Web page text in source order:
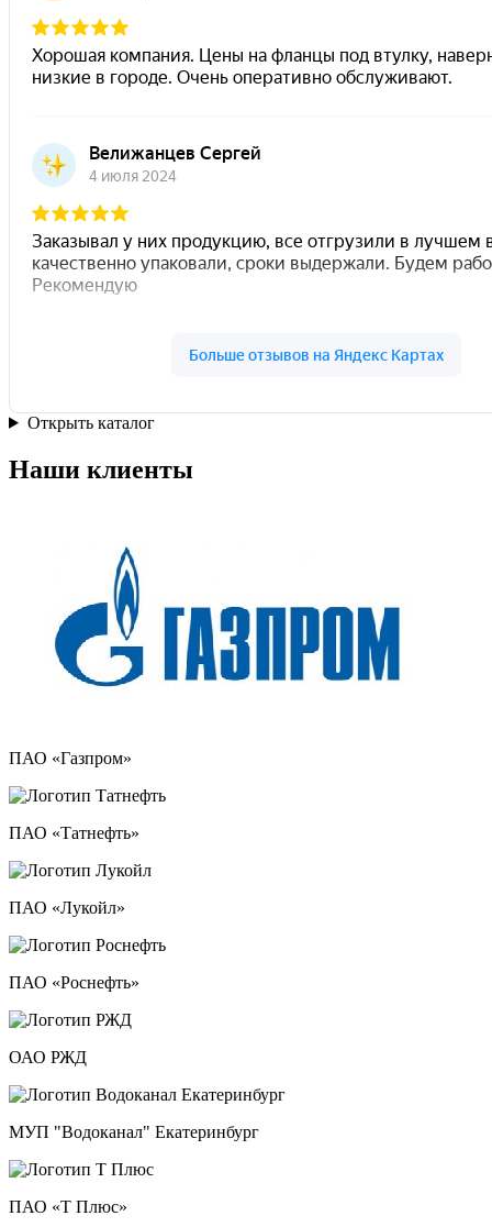
Открыть каталог
Наши клиенты
ПАО «Газпром»
ПАО «Татнефть»
ПАО «Лукойл»
ПАО «Роснефть»
ОАО РЖД
МУП "Водоканал" Екатеринбург
ПАО «Т Плюс»